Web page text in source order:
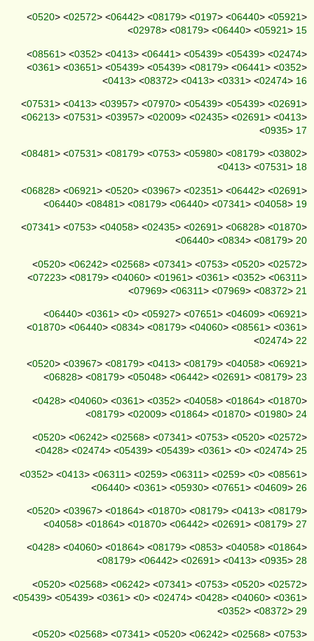
<0520> <02572> <06442> <08179> <0197> <06440> <05921>
<02978> <08179> <06440> <05921> 15
<08561> <0352> <0413> <06441> <05439> <05439> <02474>
<0361> <03651> <05439> <05439> <08179> <06441> <0352>
<0413> <08372> <0413> <0331> <02474> 16
<07531> <0413> <03957> <07970> <05439> <05439> <02691>
<06213> <07531> <03957> <02009> <02435> <02691> <0413>
<0935> 17
<08481> <07531> <08179> <0753> <05980> <08179> <03802>
<0413> <07531> 18
<06828> <06921> <0520> <03967> <02351> <06442> <02691>
<06440> <08481> <08179> <06440> <07341> <04058> 19
<07341> <0753> <04058> <02435> <02691> <06828> <01870>
<06440> <0834> <08179> 20
<0520> <06242> <02568> <07341> <0753> <0520> <02572>
<07223> <08179> <04060> <01961> <0361> <0352> <06311>
<07969> <06311> <07969> <08372> 21
<06440> <0361> <0> <05927> <07651> <04609> <06921>
<01870> <06440> <0834> <08179> <04060> <08561> <0361>
<02474> 22
<0520> <03967> <08179> <0413> <08179> <04058> <06921>
<06828> <08179> <05048> <06442> <02691> <08179> 23
<0428> <04060> <0361> <0352> <04058> <01864> <01870>
<08179> <02009> <01864> <01870> <01980> 24
<0520> <06242> <02568> <07341> <0753> <0520> <02572>
<0428> <02474> <05439> <05439> <0361> <0> <02474> 25
<0352> <0413> <06311> <0259> <06311> <0259> <0> <08561>
<06440> <0361> <05930> <07651> <04609> 26
<0520> <03967> <01864> <01870> <08179> <0413> <08179>
<04058> <01864> <01870> <06442> <02691> <08179> 27
<0428> <04060> <01864> <08179> <0853> <04058> <01864>
<08179> <06442> <02691> <0413> <0935> 28
<0520> <02568> <06242> <07341> <0753> <0520> <02572>
<05439> <05439> <0361> <0> <02474> <0428> <04060> <0361>
<0352> <08372> 29
<0520> <02568> <07341> <0520> <06242> <02568> <0753>